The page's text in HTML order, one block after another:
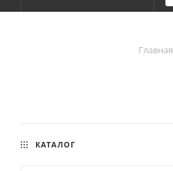
Главная
КАТАЛОГ